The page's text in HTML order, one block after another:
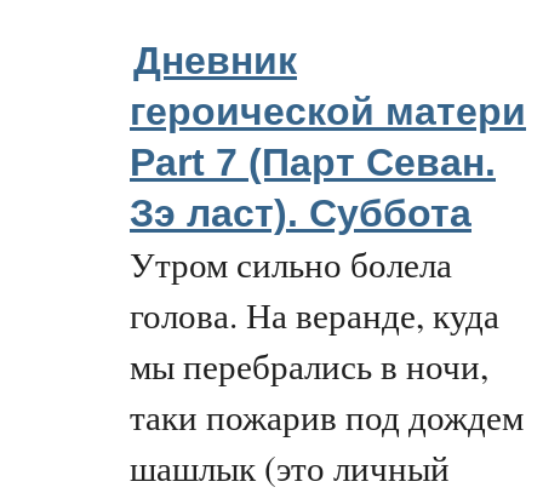
Дневник
героической матери
Part 7 (Парт Севан.
Зэ ласт). Суббота
Утром сильно болела
голова. На веранде, куда
мы перебрались в ночи,
таки пожарив под дождем
шашлык (это личный